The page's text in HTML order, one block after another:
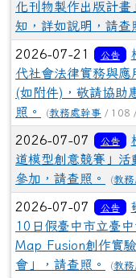
化刊物製作出版計
知，詳如說明，請查
2026-07-21 公告
代社會法律實務與應
(如附件)，敬請協助
照。
(教務處幹事 / 108 /
2026-07-07 公告
道模型創意競賽」
參加，請查照。
(教務
2026-07-07 公告
10日假臺中市立臺
Map Fusion創作實
會」，請查照。
(教務